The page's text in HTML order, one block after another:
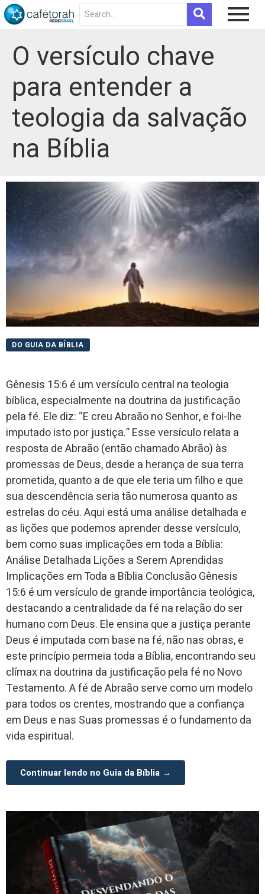
O versículo chave
para entender a
teologia da salvação
na Bíblia
DO GUIA DA BÍBLIA
Gênesis 15:6 é um versículo central na teologia
bíblica, especialmente na doutrina da justificação
pela fé. Ele diz: “E creu Abraão no Senhor, e foi-lhe
imputado isto por justiça.” Esse versículo relata a
resposta de Abraão (então chamado Abrão) às
promessas de Deus, desde a herança de sua terra
prometida, quanto a de que ele teria um filho e que
sua descendência seria tão numerosa quanto as
estrelas do céu. Aqui está uma análise detalhada e
as lições que podemos aprender desse versículo,
bem como suas implicações em toda a Bíblia:
Análise Detalhada Lições a Serem Aprendidas
Implicações em Toda a Bíblia Conclusão Gênesis
15:6 é um versículo de grande importância teológica,
destacando a centralidade da fé na relação do ser
humano com Deus. Ele ensina que a justiça perante
Deus é imputada com base na fé, não nas obras, e
este princípio permeia toda a Bíblia, encontrando seu
clímax na doutrina da justificação pela fé no Novo
Testamento. A fé de Abraão serve como um modelo
para todos os crentes, mostrando que a confiança
em Deus e nas Suas promessas é o fundamento da
vida espiritual.
Continuar lendo no Guia da Bíblia →